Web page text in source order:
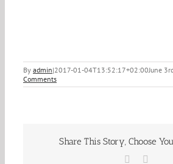
By admin|2017-01-04T13:52:17+02:00June
Comments
Share This Story, Choose
Facebook